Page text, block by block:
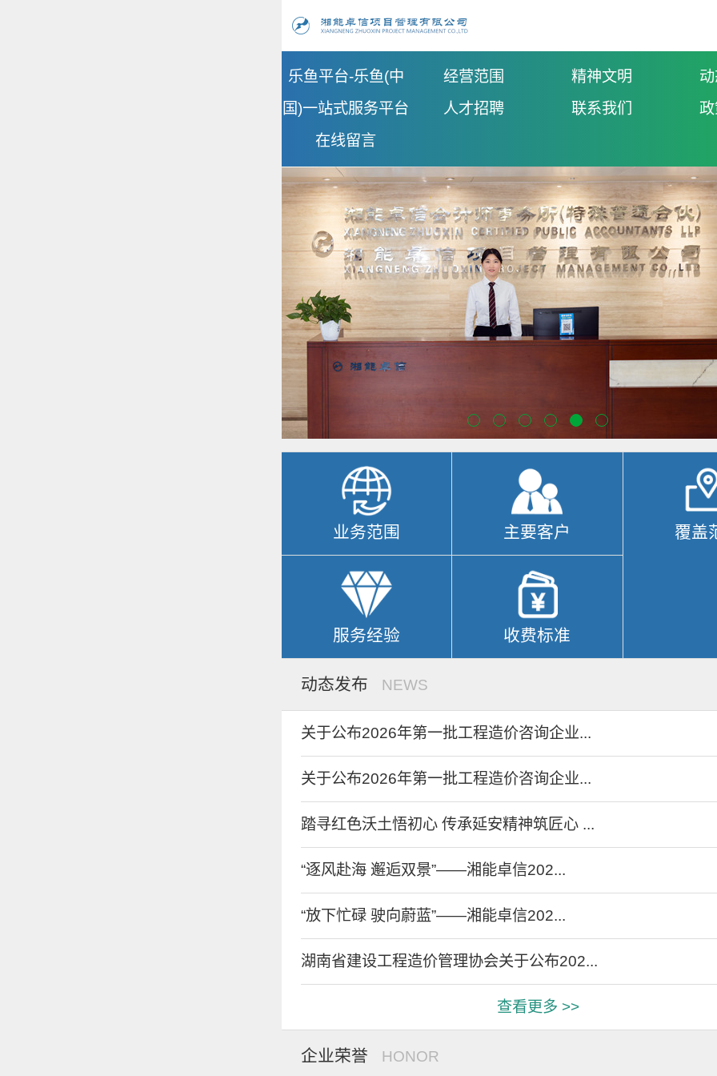
乐鱼平台-乐鱼(中
国)一站式服务平台
经营范围 精神文明
人才招聘
联系我们
在线留言
业务范围 主要客户 覆盖
服务经验 收费标准
动态发布 NEWS
关于公布2026年第一批工程造价咨询企业...
关于公布2026年第一批工程造价咨询企业...
踏寻红色沃土悟初心 传承延安精神筑匠心 ...
“逐风赴海 邂逅双景”——湘能卓信202...
“放下忙碌 驶向蔚蓝”——湘能卓信202...
湖南省建设工程造价管理协会关于公布202...
查看更多 >>
企业荣誉 HONOR